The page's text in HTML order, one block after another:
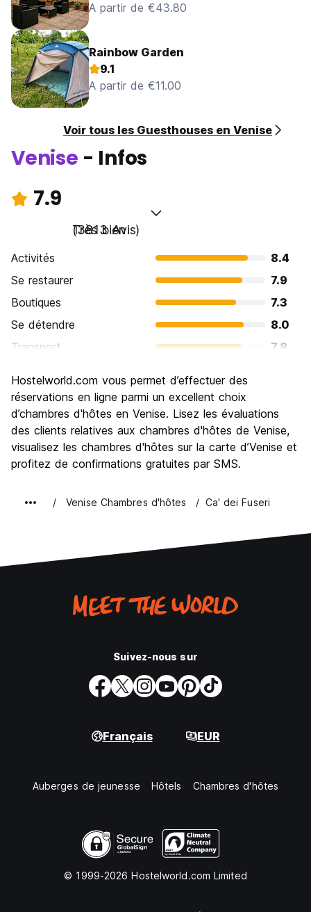
A partir de €43.80
Rainbow Garden
9.1
A partir de €11.00
Voir tous les Guesthouses en Venise
Venise - Infos
7.9
Très bien
(3813 Avis)
Activités
8.4
Se restaurer
7.9
Boutiques
7.3
Se détendre
8.0
Transport
7.8
Culture
Sortir le soir / faire la fête
6.3
Bonnes affaires
6.7
Hostelworld.com vous permet d’effectuer des
réservations en ligne parmi un excellent choix
d’chambres d'hôtes en Venise. Lisez les évaluations
des clients relatives aux chambres d'hôtes de Venise,
visualisez les chambres d'hôtes sur la carte d’Venise et
profitez de confirmations gratuites par SMS.
Venise Chambres d'hôtes Ca' dei Fuseri
Suivez-nous sur
Français EUR
Auberges de jeunesse Hôtels Chambres d'hôtes
© 1999-2026 Hostelworld.com Limited